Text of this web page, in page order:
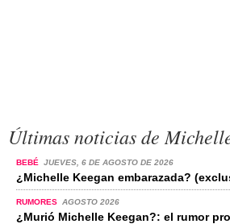
Últimas noticias de
BEBÉ JUEVES, 6 DE AGOSTO DE 2026
¿Michelle Keegan embarazada?
RUMORES AGOSTO 2026
¿Murió Michelle Keegan?: el rumor